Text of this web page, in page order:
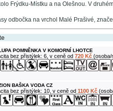
Frýdku-Místku a na Olešnou. V
odbočka na vrchol Malé Prašivé,
POMNĚNKA V KOMORNÍ LHOTCE
bez přistýlek: 6, v ceně od 720 Kč(osoba/
BAŠKA VODA CZ
bez přistýlek: 10, v ceně od 1100 Kč